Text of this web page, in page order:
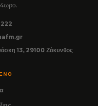
13, 29100 Ζάκυνθος